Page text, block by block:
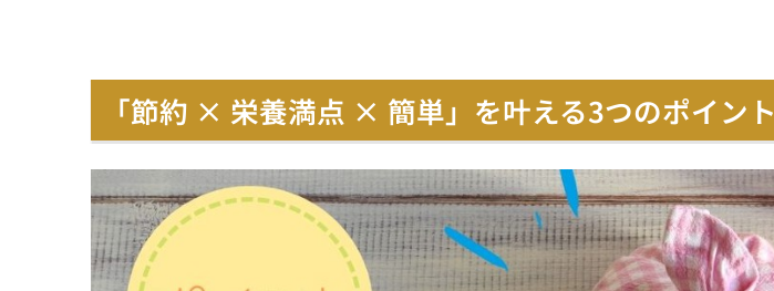
「節約 × 栄養満点 × 簡単」を叶える3つのポイント